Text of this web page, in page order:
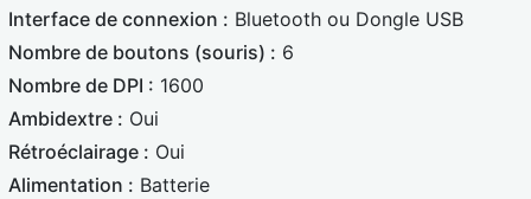
e
u
e
a
Interface de connexion : Bluetooth ou Dongle USB
Nombre de boutons (souris) : 6
Nombre de DPI : 1600
Ambidextre : Oui
Rétroéclairage : Oui
Alimentation : Batterie